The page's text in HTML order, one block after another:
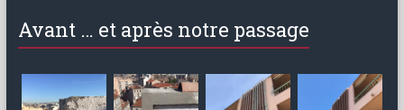
Avant … et après notre passage